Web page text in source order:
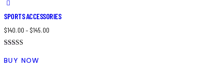
SPORTS ACCESSORIES
$140.00 – $145.00
mit
4.00
BUY NOW